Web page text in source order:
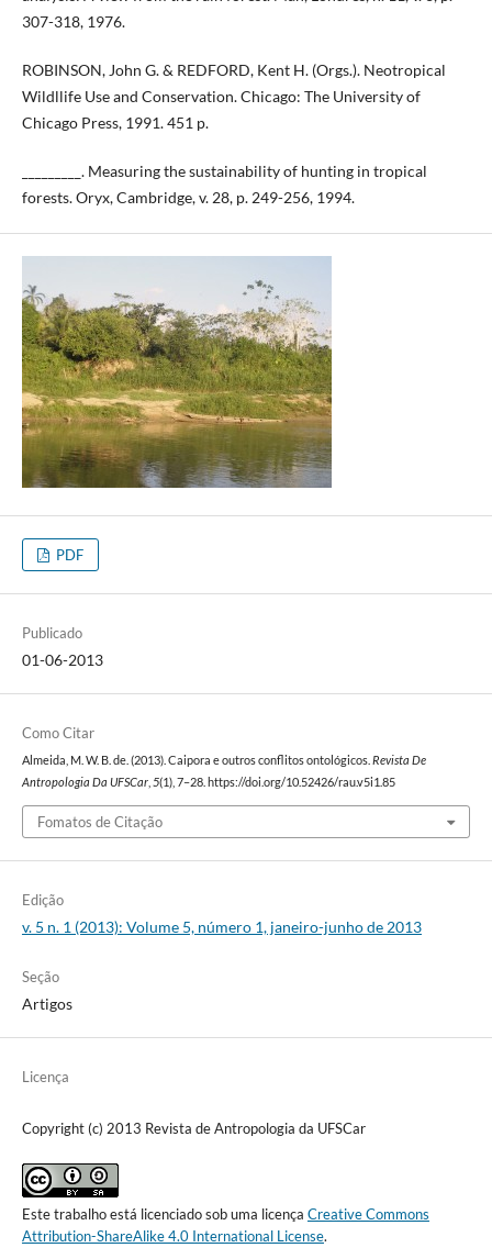
307-318, 1976.
ROBINSON, John G. & REDFORD, Kent H. (Orgs.). Neotropical
Wildllife Use and Conservation. Chicago: The University of
Chicago Press, 1991. 451 p.
_________. Measuring the sustainability of hunting in tropical
forests. Oryx, Cambridge, v. 28, p. 249-256, 1994.
PDF
Publicado
01-06-2013
Como Citar
Almeida, M. W. B. de. (2013). Caipora e outros conflitos ontológicos. Revista De
Antropologia Da UFSCar, 5(1), 7–28. https://doi.org/10.52426/rau.v5i1.85
Fomatos de Citação
Edição
v. 5 n. 1 (2013): Volume 5, número 1, janeiro-junho de 2013
Seção
Artigos
Licença
Copyright (c) 2013 Revista de Antropologia da UFSCar
Este trabalho está licenciado sob uma licença Creative Commons
Attribution-ShareAlike 4.0 International License.